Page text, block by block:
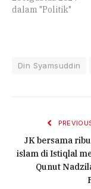
dalam "Politik"
Din Syamsuddin
JK bersama
islam di Istiqlal
Qunut